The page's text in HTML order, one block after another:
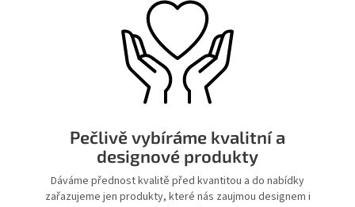
Pečlivě vybíráme kvalitní a
designové produkty
Dáváme přednost kvalitě před kvantitou a do nabídky
zařazujeme jen produkty, které nás zaujmou designem i